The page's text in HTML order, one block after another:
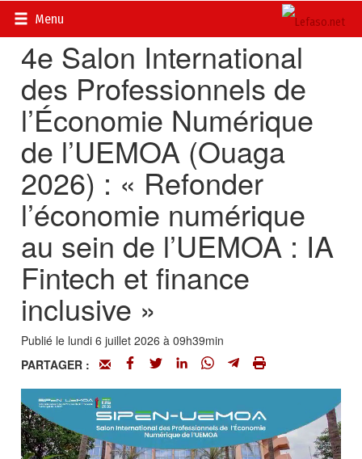
Menu
Accueil>
4e Salon International
des Professionnels de
l’Économie Numérique
de l’UEMOA (Ouaga
2026) : « Refonder
l’économie numérique
au sein de l’UEMOA : IA
Fintech et finance
inclusive »
Publié le lundi 6 juillet 2026 à 09h39min
PARTAGER :